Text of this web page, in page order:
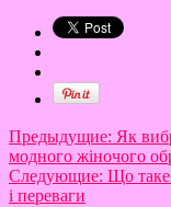
Предыдущие: Як
модного жіночого
Следующие: Що таке
і переваги